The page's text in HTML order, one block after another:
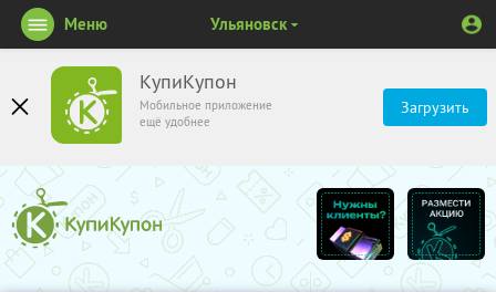
КупиКупон
Мобильное приложение
ещё удобнее
Загрузить
Меню Ульяновск